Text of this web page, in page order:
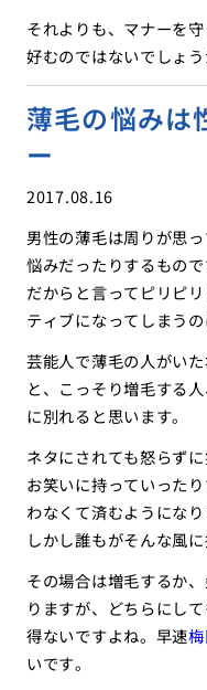
それよりも、マナーを
好むのではないでしょう
薄毛の悩みは
ー
2017.08.16
男性の薄毛は周りが思
悩みだったりするもので
だからと言ってピリピ
ティブになってしまう
芸能人で薄毛の人がい
と、こっそり増毛する
に別れると思います。
ネタにされても怒らず
お笑いに持っていった
わなくて済むようになり
しかし誰もがそんな風
その場合は増毛するか
りますが、どちらにし
得ないですよね。早速
いです。